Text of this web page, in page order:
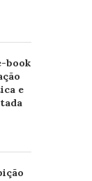
book
e